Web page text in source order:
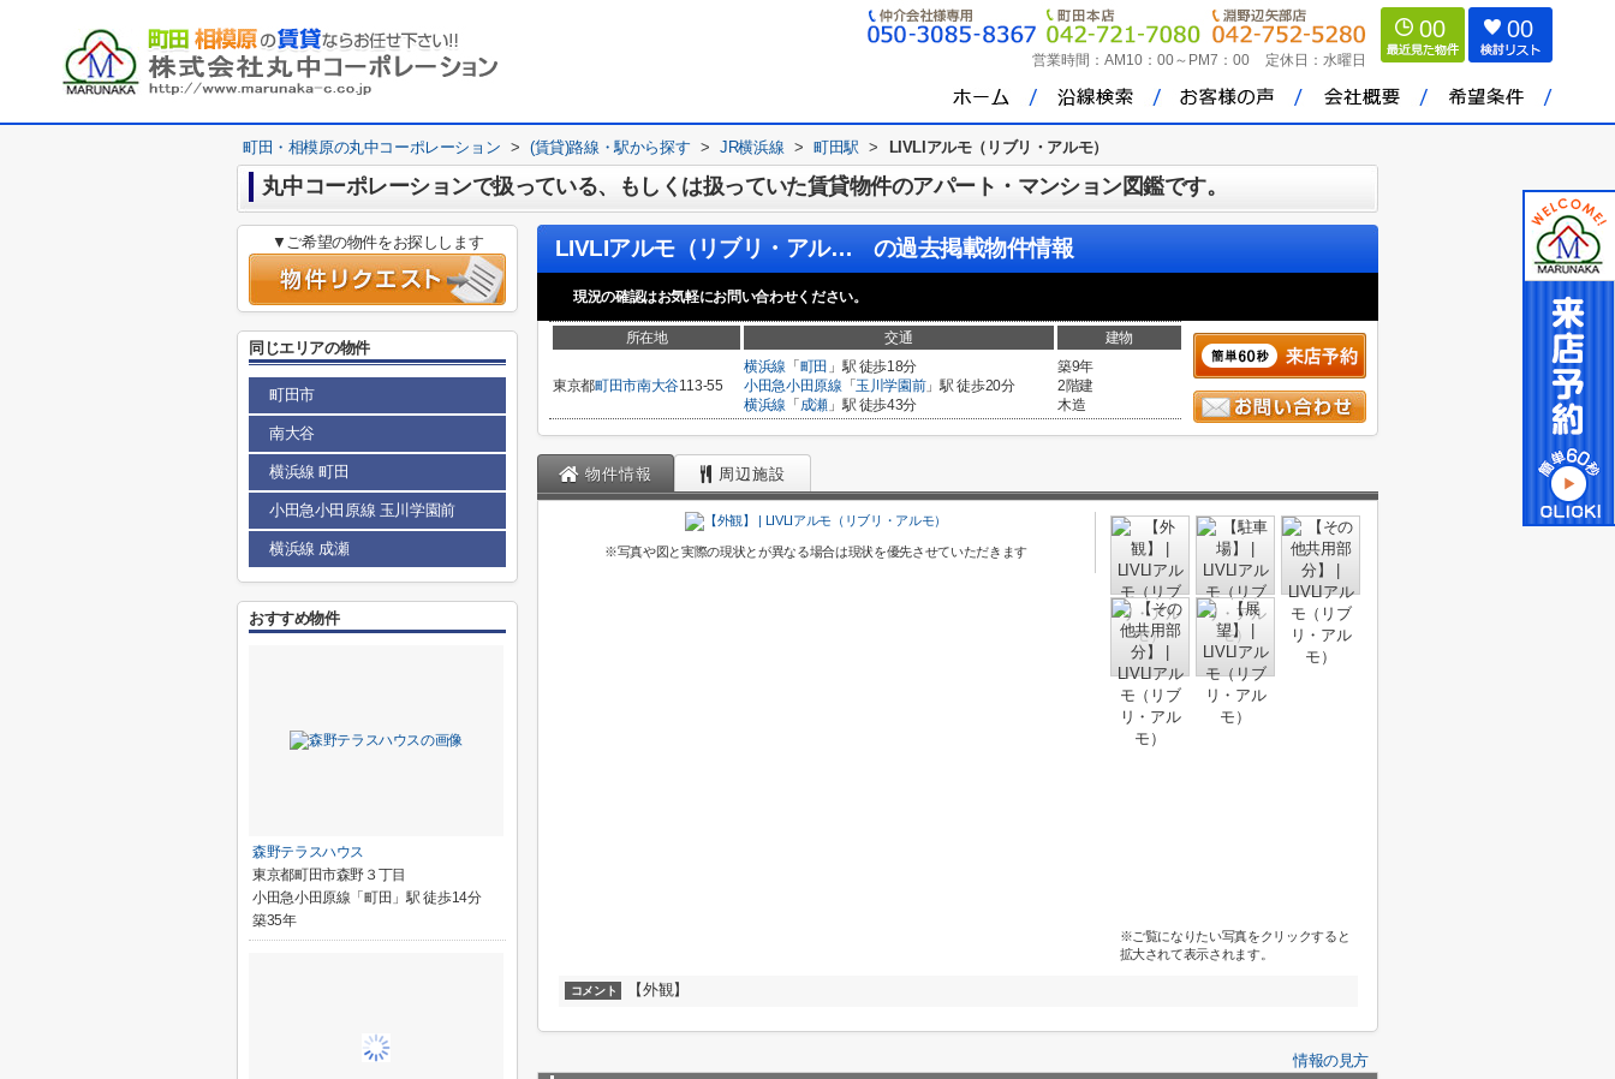
営業時間： AM10：00～PM7：00 定休日： 水曜日
00 00
町田・相模原の丸中コーポレーション > (賃貸)路線・駅から探す > JR横浜線 > 町田駅 > LIVLIアルモ（リブリ・アルモ）
丸中コーポレーションで扱っている、もしくは扱っていた賃貸物件のアパート・マンション図鑑です。
LIVLIアルモ（リブリ・アルモ） の過去掲載物件情報
現況の確認はお気軽にお問い合わせください。
所在地 交通 建物
東京都町田市南大谷113-55
横浜線 「 町田 」駅 徒歩18分
小田急小田原線 「 玉川学園前」駅 徒歩20分
横浜線 「 成瀬」駅 徒歩43分
築9年
2階建
木造
物件情報 周辺施設
※写真や図と実際の現状とが異なる場合は現状を優先させていただきます
※ご覧になりたい写真をクリックすると
拡大されて表示されます。
コメント 【外観】
情報の見方
▼ご希望の物件をお探しします
同じエリアの物件
町田市
南大谷
横浜線 町田
小田急小田原線 玉川学園前
横浜線 成瀬
おすすめ物件
森野テラスハウス
東京都町田市森野３丁目
小田急小田原線「町田」駅 徒歩14分
築35年